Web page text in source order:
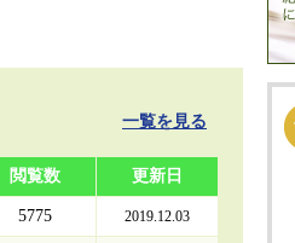
一覧を見る
閲覧数 更新日
5775 2019.12.03